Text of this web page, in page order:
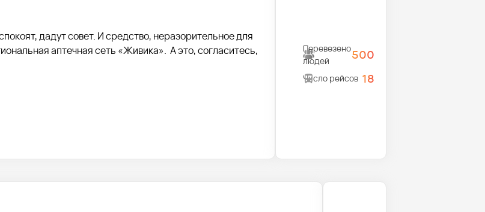
дадут совет. И средство, неразорительное для
аптечная сеть «Живика». А это, согласитесь,
Перевезено
людей
500
Число рейсов 18